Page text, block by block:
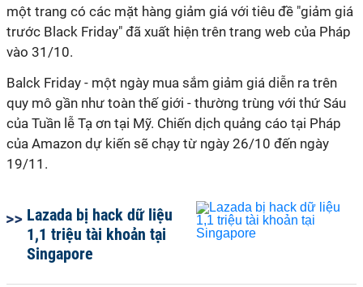
một trang có các mặt hàng giảm giá với tiêu đề "giảm giá
trước Black Friday" đã xuất hiện trên trang web của Pháp
vào 31/10.
Balck Friday - một ngày mua sắm giảm giá diễn ra trên
quy mô gần như toàn thế giới - thường trùng với thứ Sáu
của Tuần lễ Tạ ơn tại Mỹ. Chiến dịch quảng cáo tại Pháp
của Amazon dự kiến sẽ chạy từ ngày 26/10 đến ngày
19/11.
Lazada bị hack dữ liệu
1,1 triệu tài khoản tại
Singapore